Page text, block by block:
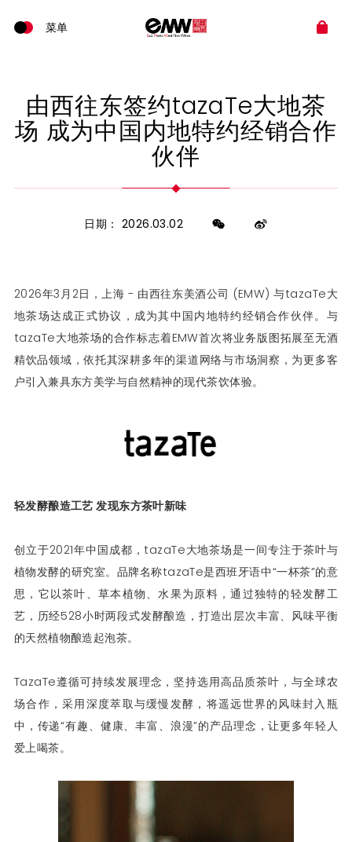
由西往东签约tazaTe大地茶
场 成为中国内地特约经销合作
伙伴
日期： 2026.03.02
2026年3月2日，上海 - 由西往东美酒公司 (EMW) 与tazaTe大
地茶场达成正式协议，成为其中国内地特约经销合作伙伴。与
tazaTe大地茶场的合作标志着EMW首次将业务版图拓展至无酒
精饮品领域，依托其深耕多年的渠道网络与市场洞察，为更多客
户引入兼具东方美学与自然精神的现代茶饮体验。
轻发酵酿造工艺 发现东方茶叶新味
创立于2021年中国成都，tazaTe大地茶场是一间专注于茶叶与
植物发酵的研究室。品牌名称tazaTe是西班牙语中“一杯茶”的意
思，它以茶叶、草本植物、水果为原料，通过独特的轻发酵工
艺，历经528小时两段式发酵酿造，打造出层次丰富、风味平衡
的天然植物酿造起泡茶。
TazaTe遵循可持续发展理念，坚持选用高品质茶叶，与全球农
场合作，采用深度萃取与缓慢发酵，将遥远世界的风味封入瓶
中，传递“有趣、健康、丰富、浪漫”的产品理念，让更多年轻人
爱上喝茶。